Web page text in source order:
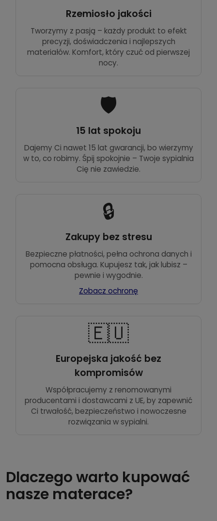
Rzemiosło jakości
Tworzymy z pasją – każdy produkt to efekt
precyzji, doświadczenia i najlepszych
materiałów. Komfort, który czuć od pierwszej
nocy.
🛡️
15 lat spokoju
Dajemy Ci nawet 15 lat gwarancji, bo wierzymy
w to, co robimy. Śpij spokojnie – Twoje sypialnia
Cię nie zawiedzie.
🔒
Zakupy bez stresu
Bezpieczne płatności, pełna ochrona danych i
pomocna obsługa. Kupujesz tak, jak lubisz –
pewnie i wygodnie.
Zobacz ochronę
🇪🇺
Europejska jakość bez
kompromisów
Współpracujemy z renomowanymi
producentami i dostawcami z UE, by zapewnić
Ci trwałość, bezpieczeństwo i nowoczesne
rozwiązania w sypialni.
Dlaczego warto kupować
nasze materace?